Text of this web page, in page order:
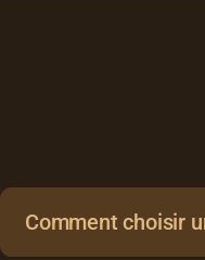
Comment choisir